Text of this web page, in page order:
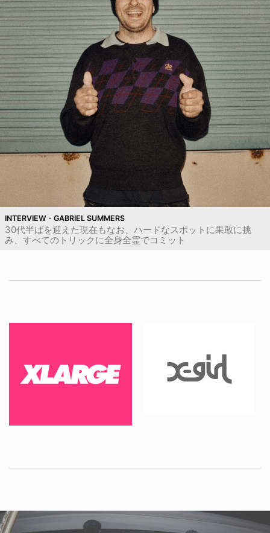
INTERVIEW - GABRIEL SUMMERS
30代半ばを迎えた現在もなお、ハードなスポットに果敢に挑
み、すべてのトリックに全身全霊でコミット